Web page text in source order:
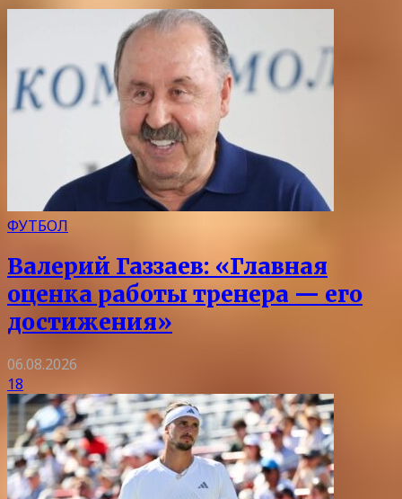
ФУТБОЛ
Валерий Газзаев: «Главная
оценка работы тренера — его
достижения»
06.08.2026
18